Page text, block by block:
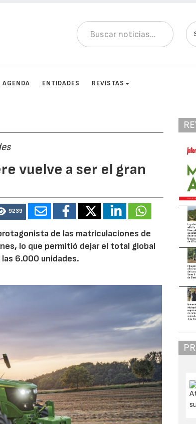
AGENDA ENTIDADES REVISTAS
vuelve a ser el gran
9239
de las matriculaciones de
lo que permitió dejar el total global
6.000 unidades.